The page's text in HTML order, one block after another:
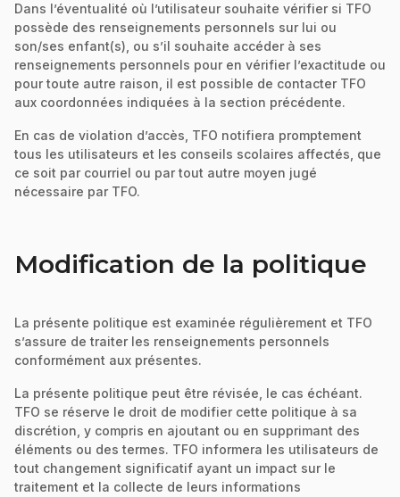
Dans l’éventualité où l’utilisateur souhaite vérifier si TFO
possède des renseignements personnels sur lui ou
son/ses enfant(s), ou s’il souhaite accéder à ses
renseignements personnels pour en vérifier l’exactitude ou
pour toute autre raison, il est possible de contacter TFO
aux coordonnées indiquées à la section précédente.
En cas de violation d’accès, TFO notifiera promptement
tous les utilisateurs et les conseils scolaires affectés, que
ce soit par courriel ou par tout autre moyen jugé
nécessaire par TFO.
Modification de la politique
La présente politique est examinée régulièrement et TFO
s’assure de traiter les renseignements personnels
conformément aux présentes.
La présente politique peut être révisée, le cas échéant.
TFO se réserve le droit de modifier cette politique à sa
discrétion, y compris en ajoutant ou en supprimant des
éléments ou des termes. TFO informera les utilisateurs de
tout changement significatif ayant un impact sur le
traitement et la collecte de leurs informations